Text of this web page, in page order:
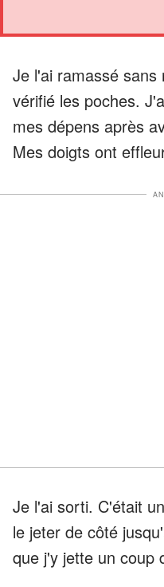
Je l'ai ramassé sans
vérifié les poches.
mes dépens après
Mes doigts ont
Je l'ai sorti. C'était
le jeter de côté
que j'y jette un coup